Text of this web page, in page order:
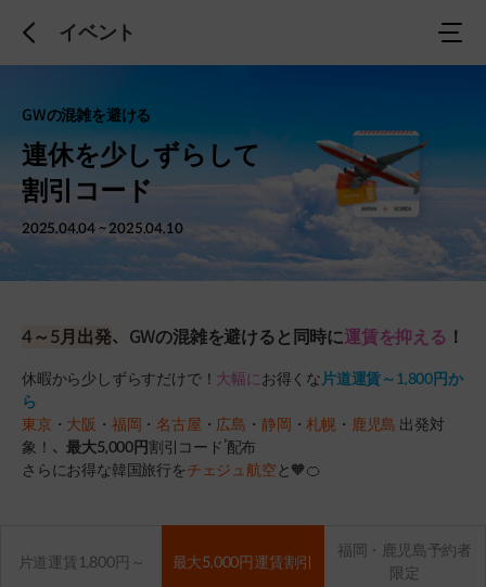
이
전
イベント
GWの混雑を避ける
連休を少しずらして
割引コード
2025.04.04 ~ 2025.04.10
4～5月出発、GWの混雑を避けると同時に運賃を抑える ！
休暇から少しずらすだけで！ 大幅にお得くな片道運賃～1,800円か
ら
東京 ・ 大阪 ・ 福岡 ・名古屋 ・ 広島 ・ 静岡 ・札幌・ 鹿児島 出発対
象！、最大5,000円割引コード’配布
さらにお得な韓国旅行をチェジュ航空と🧡🍊
片道運賃1,800円～ 最大5,000円運賃割引
福岡・鹿児島予約者
限定